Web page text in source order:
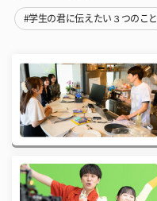
#学生の君に伝えたい３つのこと